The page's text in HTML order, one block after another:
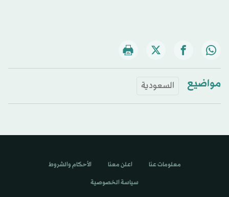
مواضيع السعودية
معلومات عنا اعلن معنا الأحكام والشروط
سياسة الخصوصية